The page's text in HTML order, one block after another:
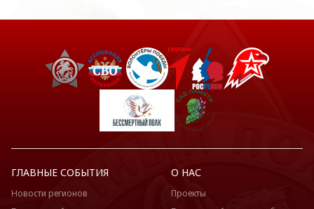
ГЛАВНЫЕ СОБЫТИЯ
Новости регионов
О НАС
Проекты